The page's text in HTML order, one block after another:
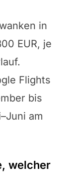
in
EUR, je
Flights
bis
am
welcher